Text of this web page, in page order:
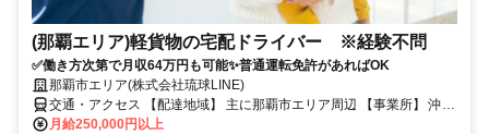
(那覇エリア)軽貨物の宅配ドライバー ※経験不問
✅働き方次第で月収64万円も可能✨普通運転免許があればOK
那覇市エリア(株式会社琉球LINE)
交通・アクセス 【配達地域】 主に那覇市エリア周辺 【事業所】 沖縄
県那覇市識名4-11-30-202号
月給250,000円以上